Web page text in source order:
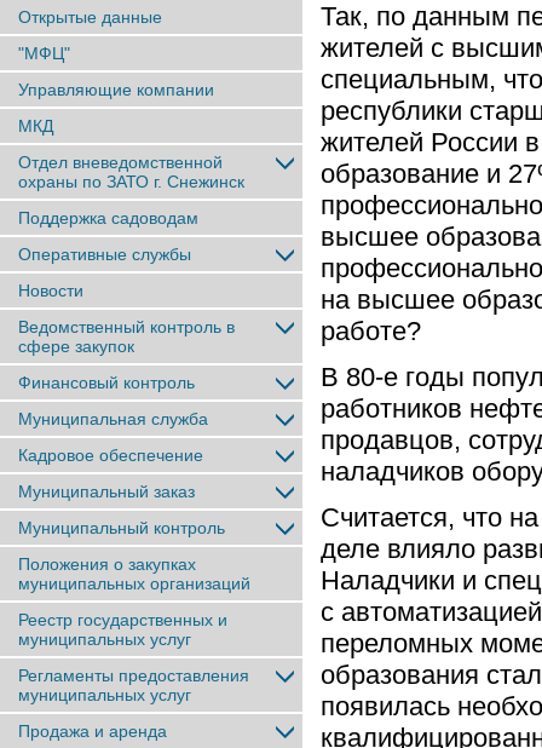
Открытые данные
"МФЦ"
Управляющие компании
МКД
Отдел вневедомственной
охраны по ЗАТО г. Снежинск
Поддержка садоводам
Оперативные службы
Новости
Ведомственный контроль в
сфере закупок
Финансовый контроль
Муниципальная служба
Кадровое обеспечение
Муниципальный заказ
Муниципальный контроль
Положения о закупках
муниципальных организаций
Реестр государственных и
муниципальных услуг
Регламенты предоставления
муниципальных услуг
Продажа и аренда
Так, по данным
жителей с
специальным,
республики
жителей России
образование и
высшее
на высшее
работе?
В 80-е годы
работников
продавцов,
наладчиков
Считается, что
деле влияло
Наладчики и
с
переломных
образования
появилась